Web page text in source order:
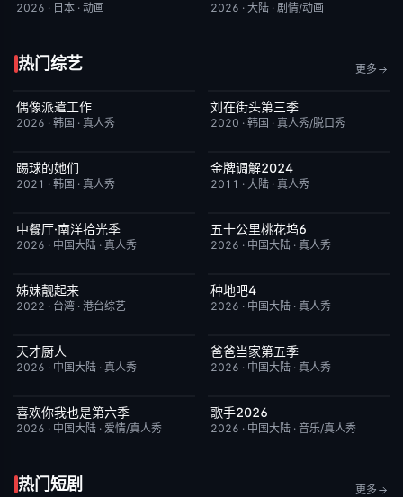
2026 · 日本 · 动画 2026 · 大陆 · 剧情/动画
热门综艺 更多
已完结
偶像派遣工作
2026 · 韩国 · 真人秀
昨日更新
刘在街头第三季
2020 · 韩国 · 真人秀/脱口秀
今日更新
踢球的她们
2021 · 韩国 · 真人秀
昨日更新
金牌调解2024
2011 · 大陆 · 真人秀
今日更新
中餐厅·南洋拾光季
2026 · 中国大陆 · 真人秀
今日更新
五十公里桃花坞6
2026 · 中国大陆 · 真人秀
昨日更新
姊妹靓起来
2022 · 台湾 · 港台综艺
今日更新
种地吧4
2026 · 中国大陆 · 真人秀
今日更新
天才厨人
2026 · 中国大陆 · 真人秀
今日更新
爸爸当家第五季
2026 · 中国大陆 · 真人秀
今日更新
喜欢你我也是第六季
2026 · 中国大陆 · 爱情/真人秀
今日更新
歌手2026
2026 · 中国大陆 · 音乐/真人秀
热门短剧 更多